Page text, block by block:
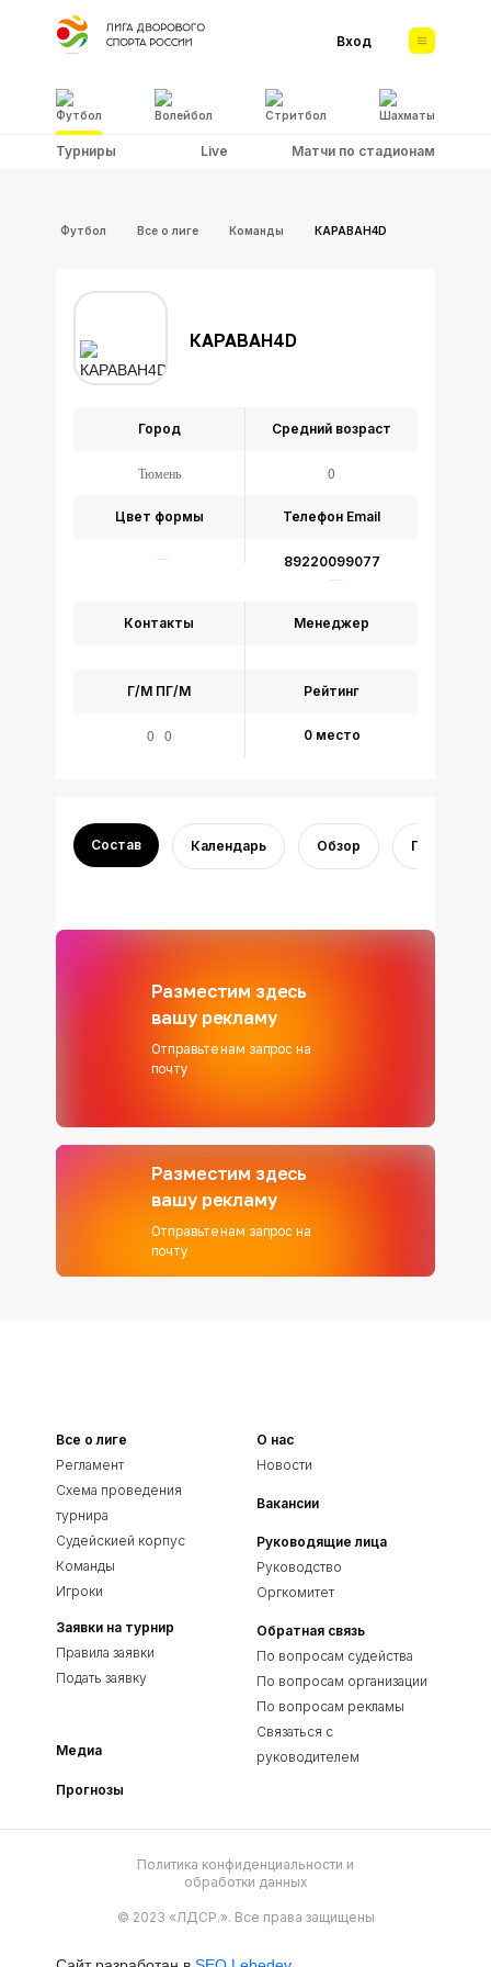
Футбол Волейбол Стритбол Шахматы
Вход
Турниры Live Матчи по стадионам
Футбол Все о лиге Команды КАРАВАН4D
КАРАВАН4D
Город
Тюмень
Средний возраст
0
Контакты
Телефон Email
89220099077
Цвет формы
Менеджер
Г/М ПГ/М
0 0
Рейтинг
0 место
Состав Календарь Обзор Переходы
Разместим здесь
вашу рекламу
Отправьте нам запрос на
почту
Разместим здесь
вашу рекламу
Отправьте нам запрос на
почту
Все о лиге
Регламент
Схема проведения
турнира
Судейскией корпус
Команды
Игроки
Заявки на турнир
Правила заявки
Подать заявку
Медиа
Прогнозы
О нас
Новости
Вакансии
Руководящие лица
Руководство
Оргкомитет
Обратная связь
По вопросам судейства
По вопросам организации
По вопросам рекламы
Связаться с
руководителем
Политика конфиденциальности и
обработки данных
© 2023 «ЛДСР.». Все права защищены